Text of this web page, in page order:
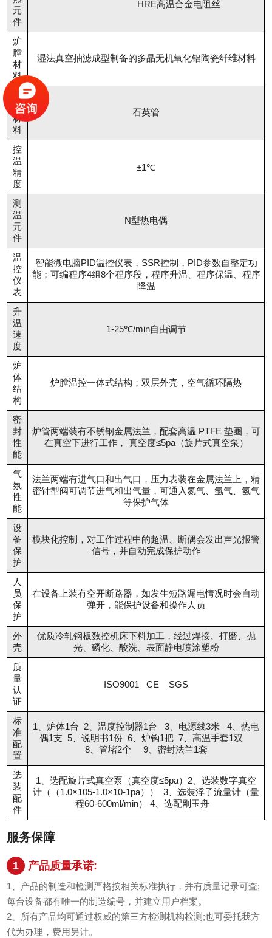
元
件
HRE高温合金电阻丝
炉
膛
材
料
湿法真空抽滤成型制备的多晶无机氧化铝陶瓷纤维材料
炉
管
材
料
石英管
控
温
精
度
±1℃
测
温
元
件
N型热电偶
温
控
仪
表
智能微电脑PID温控仪表，SSR控制，PID参数自整定功
能；可编程序4组8个程序段，程序升温、程序保温、程序
降温
升
温
速
度
1-25℃/min自由调节
炉
体
结
构
炉膛温控一体式结构；双层外壳，空气循环隔热
密
封
性
能
炉管两端装有不锈钢金属法兰，配套高温 PTFE 垫圈，可
在真空下进行工作， 真空度≤5pa（旋片式真空泵）
气
氛
性
能
法兰两端有进气口和出气口，压力表装在金属法兰上，精
密针型阀可调节进气和出气量，可通入氮气、氩气、氢气
等保护气体
设
备
保
护
模块化控制，对工作过程中的超温、断偶会发出声光报警
信号，并自动完成保护动作
人
员
保
护
在设备上装有空开断路器，如发生短路漏电情况时会自动
弹开，能保护设备和操作人员
外
壳
优质冷轧钢板数控机床下料加工，经过焊接、打磨、抛
光、磷化、酸洗、表面静电喷涂塑粉
质
量
认
证
ISO9001 CE SGS
标
准
配
置
1、炉体1台 2、温度控制器1台 3、电源线3米 4、热电
偶1支 5、说明书1份 6、炉钩1把 7、高温手套1双
8、管堵2个 9、密封法兰1套
选
装
配
件
1、选配旋片式真空泵（真空度≤5pa）2、选装数字真空
计（（1.0×105-1.0×10-1pa）） 3、选装浮子流量计（量
程60-600ml/min） 4、选配刚玉舟
服务保障
1 产品质量承诺:
1、产品的制造和检测严格按相关标准执行，并有质量记录可査;
每台设备都有唯一的制造编号，并建立用户档案。
2、所有产品均可通过权威的第三方检测机构检测;也可委托我方
代为办理，费用另计。